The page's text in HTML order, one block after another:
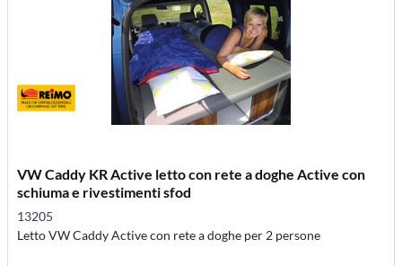
VW Caddy KR Active letto con rete a doghe Active con
schiuma e rivestimenti sfod
13205
Letto VW Caddy Active con rete a doghe per 2 persone